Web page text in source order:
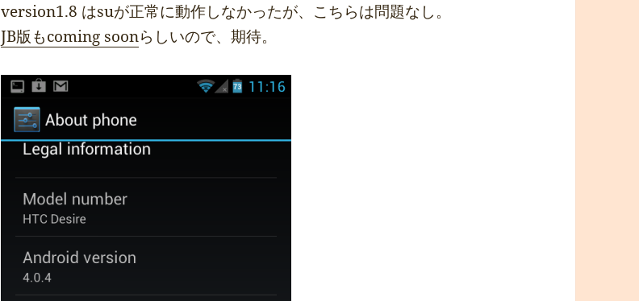
version1.8 はsuが正常に動作しなかったが、こちらは問題なし。
JB版もcoming soonらしいので、期待。